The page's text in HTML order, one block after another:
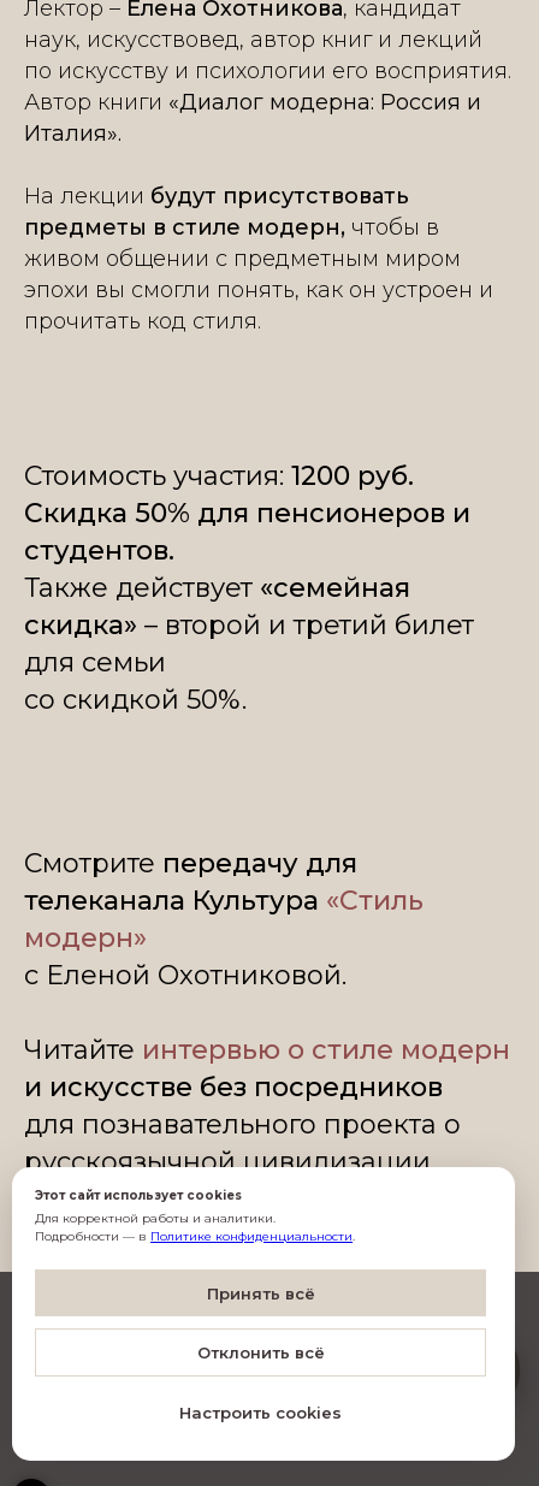
Этот сайт использует cookies
Для корректной работы и аналитики.
Подробности — в Политике конфиденциальности.
Принять всё
Отклонить всё
Настроить cookies
O
Согласен(-на) собработкой данных
Согласен(-на) на
Лектор – Елена Охотникова, кандидат
наук, искусствовед, автор книг и лекций
по искусству и психологии его восприятия.
Автор книги «Диалог модерна: Россия и
Италия».
На лекции будут присутствовать
предметы в стиле модерн, чтобы в
живом общении с предметным миром
эпохи вы смогли понять, как он устроен и
прочитать код стиля.
Стоимость участия: 1200 руб.
Скидка 50% для пенсионеров и
студентов.
Также действует «семейная
скидка» – второй и третий билет
для семьи
со скидкой 50%.
Смотрите передачу для
телеканала Культура «Стиль
модерн»
с Еленой Охотниковой.
Читайте интервью о стиле модерн
и искусстве без посредников
для познавательного проекта о
русскоязычной цивилизации.
© Все права защищены•Фото Алексей Сильников